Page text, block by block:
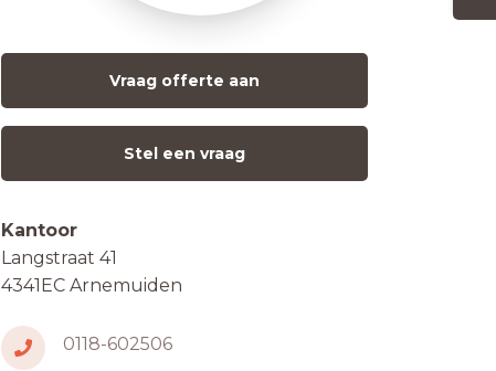
Vraag offerte aan
Stel een vraag
Kantoor
Langstraat 41
4341EC Arnemuiden
0118-602506